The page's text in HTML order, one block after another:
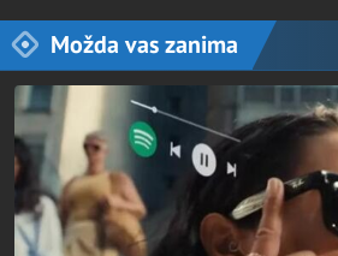
Možda vas zanima